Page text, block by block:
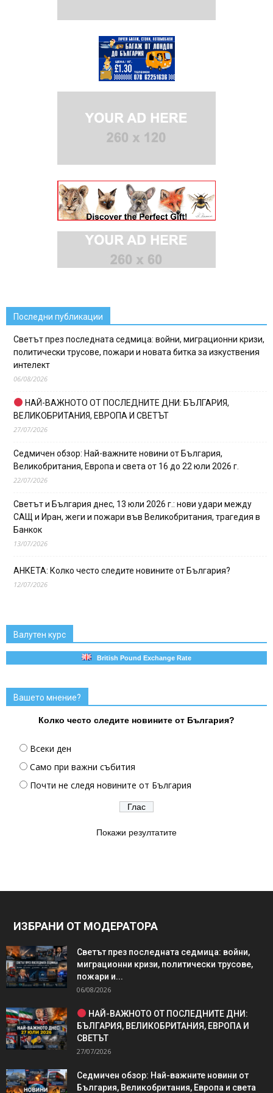
Последни публикации
Светът през последната седмица: войни, миграционни кризи,
политически трусове, пожари и новата битка за изкуствения
интелект
06/08/2026
НАЙ-ВАЖНОТО ОТ ПОСЛЕДНИТЕ ДНИ: БЪЛГАРИЯ,
ВЕЛИКОБРИТАНИЯ, ЕВРОПА И СВЕТЪТ
27/07/2026
Седмичен обзор: Най-важните новини от България,
Великобритания, Европа и света от 16 до 22 юли 2026 г.
22/07/2026
Светът и България днес, 13 юли 2026 г.: нови удари между
САЩ и Иран, жеги и пожари във Великобритания, трагедия в
Банкок
13/07/2026
АНКЕТА: Колко често следите новините от България?
12/07/2026
Валутен курс
British Pound Exchange Rate
Вашето мнение?
Колко често следите новините от България?
Всеки ден
Само при важни събития
Почти не следя новините от България
Покажи резултатите
ИЗБРАНИ ОТ МОДЕРАТОРА
Светът през последната седмица: войни,
миграционни кризи, политически трусове,
пожари и...
06/08/2026
НАЙ-ВАЖНОТО ОТ ПОСЛЕДНИТЕ ДНИ:
БЪЛГАРИЯ, ВЕЛИКОБРИТАНИЯ, ЕВРОПА И
СВЕТЪТ
27/07/2026
Седмичен обзор: Най-важните новини от
България, Великобритания, Европа и света